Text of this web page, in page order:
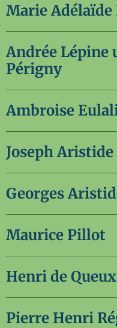
Marie
Andrée Lépine
Périgny
Ambroise
Joseph
Georges
Maurice Pillot
Henri de Queux
Pierre Henri